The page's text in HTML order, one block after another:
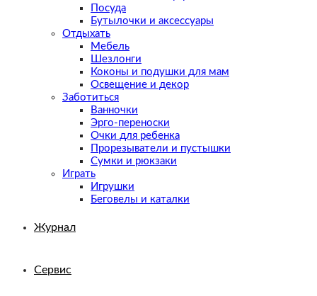
Посуда
Бутылочки и аксессуары
Отдыхать
Мебель
Шезлонги
Коконы и подушки для мам
Освещение и декор
Заботиться
Ванночки
Эрго-переноски
Очки для ребенка
Прорезыватели и пустышки
Сумки и рюкзаки
Играть
Игрушки
Беговелы и каталки
Журнал
Сервис